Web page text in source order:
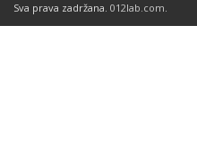
Sva prava zadržana. 012lab.com